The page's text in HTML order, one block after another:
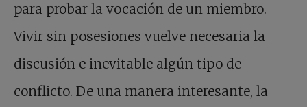
para probar la vocación de un miembro.
Vivir sin posesiones vuelve necesaria la
discusión e inevitable algún tipo de
conflicto. De una manera interesante, la